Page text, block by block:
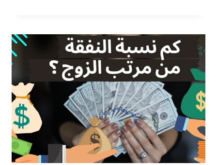
المدفوعة
أفضل
من
المجانية؟
–
رأي
قانوني
ودليل
علمي